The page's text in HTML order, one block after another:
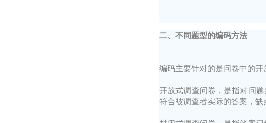
二、不同题型的编码方法
编码主要针对的是问卷中的
开放式调查问卷，是指对问
符合被调查者实际的答案，缺